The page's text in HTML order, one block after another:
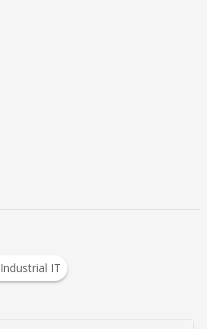
Industrial IT